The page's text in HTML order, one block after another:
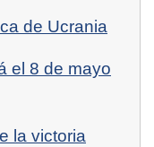
de Ucrania
el 8 de mayo
la victoria